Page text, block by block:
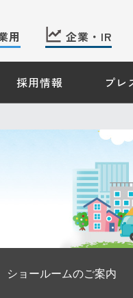
用
ま − TOP
企業・IR
企業・IR情報 −
サステナビリティ
採用情報 プレ
ショールームのご案内